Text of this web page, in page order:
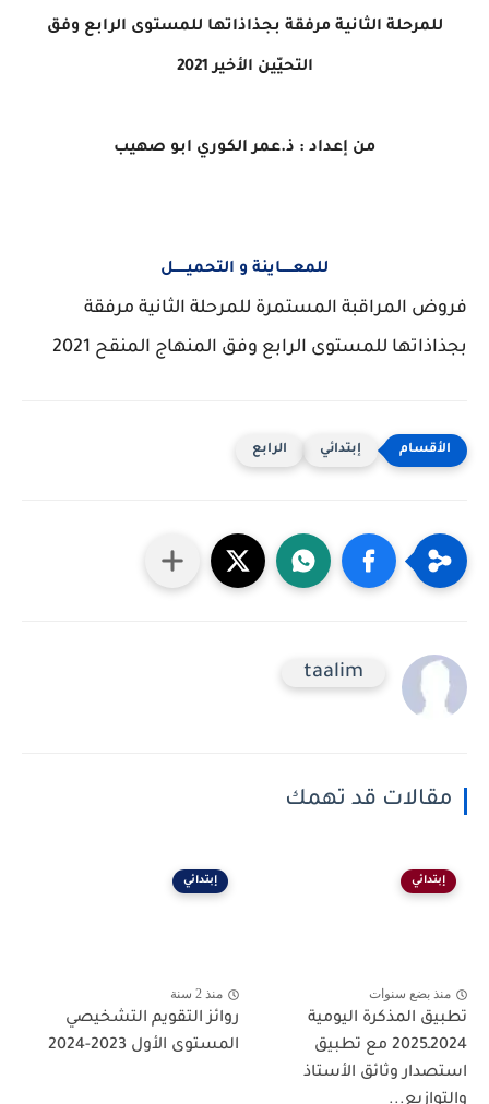
للمرحلة الثانية مرفقة بجذاذاتها للمستوى الرابع وفق
التحيّين الأخير 2021
من إعداد : ذ.عمر الكوري ابو صهيب
للمعـــــاينة و التحميــــــل
فروض المراقبة المستمرة للمرحلة الثانية مرفقة
بجذاذاتها للمستوى الرابع وفق المنهاج المنقح 2021
إبتدائي الرابع
taalim
مقالات قد تهمك
إبتدائي
منذ بضع سنوات
تطبيق المذكرة اليومية
2024ـ2025 مع تطبيق
استصدار وثائق الأستاذ
إبتدائي
منذ 2 سنة
روائز التقويم التشخيصي
المستوى الأول 2023-2024